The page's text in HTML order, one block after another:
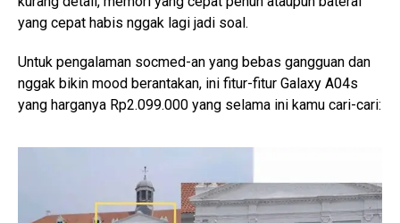
yang cepat habis nggak lagi jadi soal.
Untuk pengalaman socmed-an yang bebas gangguan dan
nggak bikin mood berantakan, ini fitur-fitur Galaxy A04s
yang harganya Rp2.099.000 yang selama ini kamu cari-cari: